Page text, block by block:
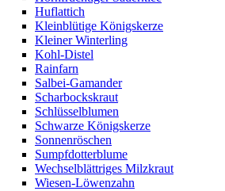
Huflattich
Kleinblütige Königskerze
Kleiner Winterling
Kohl-Distel
Rainfarn
Salbei-Gamander
Scharbockskraut
Schlüsselblumen
Schwarze Königskerze
Sonnenröschen
Sumpfdotterblume
Wechselblättriges Milzkraut
Wiesen-Löwenzahn